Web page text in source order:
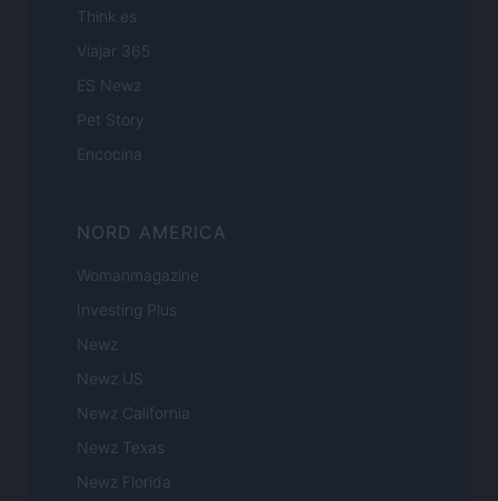
Think.es
Viajar 365
ES Newz
Pet Story
Encocina
NORD AMERICA
Womanmagazine
Investing Plus
Newz
Newz US
Newz California
Newz Texas
Newz Florida